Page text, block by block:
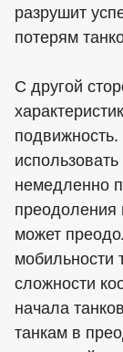
разрушит
потерям
С другой
немедленно
преодоления
может
мобильности
сложности
начала
танкам в